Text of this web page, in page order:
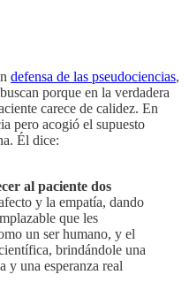
defensa de las pseudociencias,
porque en la verdadera
carece de calidez. En
pero acogió el supuesto
Él dice:
al paciente dos
y la empatía, dando
que les
un ser humano, y el
brindándole una
y una esperanza real